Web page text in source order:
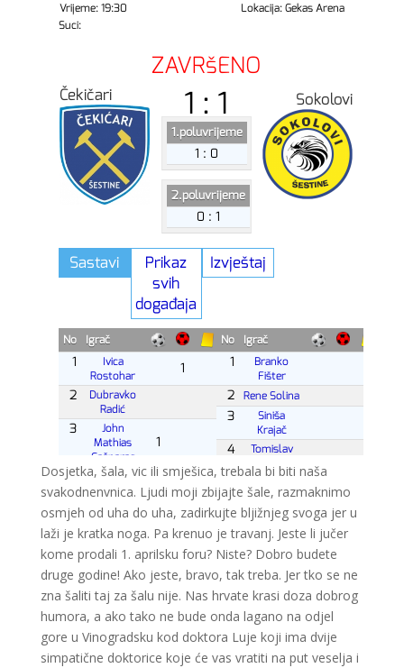
Dosjetka, šala, vic ili smješica, trebala bi biti naša
svakodnenvnica. Ljudi moji zbijajte šale, razmaknimo
osmjeh od uha do uha, zadirkujte bljižnjeg svoga jer u
laži je kratka noga. Pa krenuo je travanj. Jeste li jučer
kome prodali 1. aprilsku foru? Niste? Dobro budete
druge godine! Ako jeste, bravo, tak treba. Jer tko se ne
zna šaliti taj za šalu nije. Nas hrvate krasi doza dobrog
humora, a ako tako ne bude onda lagano na odjel
gore u Vinogradsku kod doktora Luje koji ima dvije
simpatične doktorice koje će vas vratiti na put veselja i